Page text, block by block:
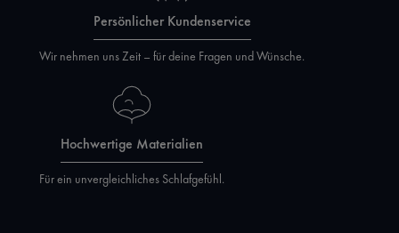
Persönlicher Kundenservice
Wir nehmen uns Zeit – für deine Fragen und Wünsche.
Hochwertige Materialien
Für ein unvergleichliches Schlafgefühl.